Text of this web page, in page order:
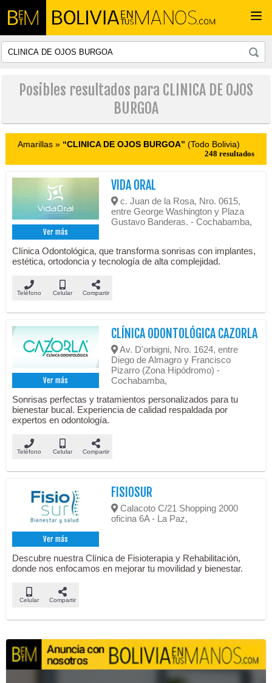
Posibles resultados para CLINICA DE OJOS
BURGOA
Amarillas » “CLINICA DE OJOS BURGOA” (Todo Bolivia)
248 resultados
Ver más
VIDA ORAL
c. Juan de la Rosa, Nro. 0615,
entre George Washington y Plaza
Gustavo Banderas. - Cochabamba,
Clínica Odontológica, que transforma sonrisas con implantes,
estética, ortodoncia y tecnología de alta complejidad.
Teléfono Celular Compartir
Ver más
CLÍNICA ODONTOLÓGICA CAZORLA
Av. D'orbigni, Nro. 1624, entre
Diego de Almagro y Francisco
Pizarro (Zona Hipódromo) -
Cochabamba,
Sonrisas perfectas y tratamientos personalizados para tu
bienestar bucal. Experiencia de calidad respaldada por
expertos en odontología.
Teléfono Celular Compartir
Ver más
FISIOSUR
Calacoto C/21 Shopping 2000
oficina 6A - La Paz,
Descubre nuestra Clínica de Fisioterapia y Rehabilitación,
donde nos enfocamos en mejorar tu movilidad y bienestar.
Celular Compartir